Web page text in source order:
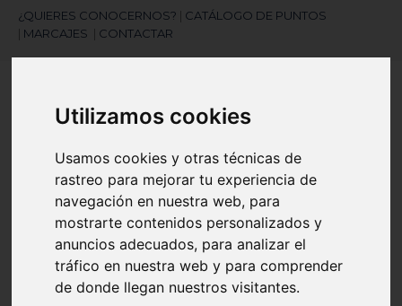
Utilizamos cookies
Usamos cookies y otras técnicas de
rastreo para mejorar tu experiencia de
navegación en nuestra web, para
mostrarte contenidos personalizados y
anuncios adecuados, para analizar el
tráfico en nuestra web y para comprender
de donde llegan nuestros visitantes.
¿QUIERES CONOCERNOS?
CATÁLOGO DE PUNTOS
MARCAJES CONTACTAR
¿Necesitas ayuda?
945 121 003
Navegación